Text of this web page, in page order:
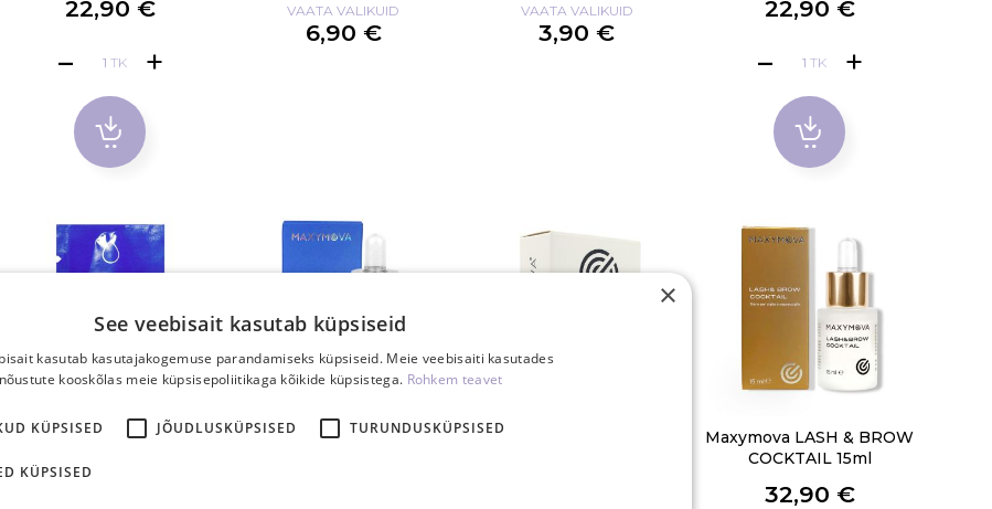
22,90 €
TK
VAATA VALIKUID
6,90 €
VAATA VALIKUID
3,90 €
22,90 €
TK
Maxymova GOCCIA
Maxymova GOCCIA
Maxymova LASH & BROW
Maxymova LASH & BROW
COCKTAIL 15ml
32,90 €
×
See veebisait kasutab küpsiseid
kasutab kasutajakogemuse parandamiseks küpsiseid. Meie veebisaiti kasutades
nõustute kooskõlas meie küpsisepoliitikaga kõikide küpsistega. Rohkem teavet
KÜPSISED JÕUDLUSKÜPSISED TURUNDUSKÜPSISED
KÜPSISED